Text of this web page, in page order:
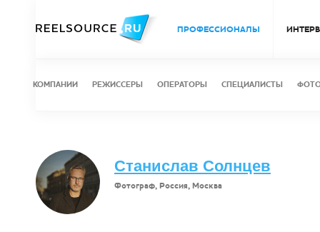
ПРОФЕССИОНАЛЫ
КОМПАНИИ РЕЖИССЕРЫ ОПЕРАТОРЫ СПЕЦИАЛИСТЫ
Станислав Солнцев
Фотограф, Россия, Москва